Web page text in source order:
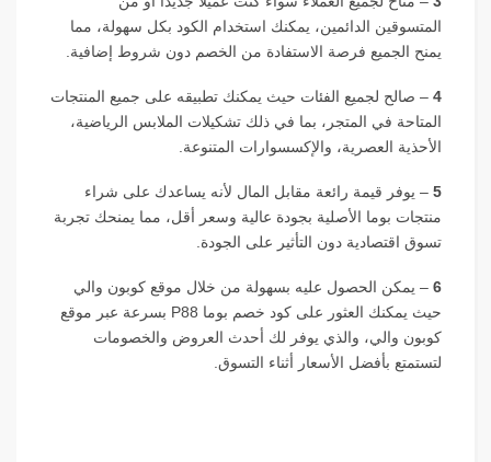
المتسوقين الدائمين، يمكنك استخدام الكود بكل سهولة، مما
يمنح الجميع فرصة الاستفادة من الخصم دون شروط إضافية.
4– صالح لجميع الفئات حيث يمكنك تطبيقه على جميع المنتجات
المتاحة في المتجر، بما في ذلك تشكيلات الملابس الرياضية،
الأحذية العصرية، والإكسسوارات المتنوعة.
5– يوفر قيمة رائعة مقابل المال لأنه يساعدك على شراء
منتجات بوما الأصلية بجودة عالية وسعر أقل، مما يمنحك تجربة
تسوق اقتصادية دون التأثير على الجودة.
6– يمكن الحصول عليه بسهولة من خلال موقع كوبون والي
حيث يمكنك العثور على كود خصم بوما P88 بسرعة عبر موقع
كوبون والي، والذي يوفر لك أحدث العروض والخصومات
لتستمتع بأفضل الأسعار أثناء التسوق.